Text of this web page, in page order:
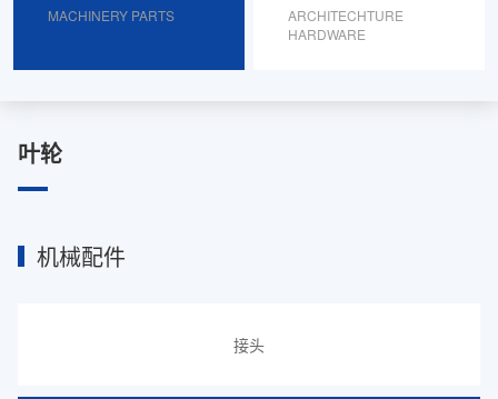
MACHINERY PARTS
ARCHITECHTURE
HARDWARE
叶轮
机械配件
接头